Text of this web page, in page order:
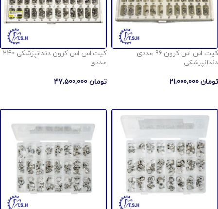
کیت اس اس كرون 96 عددی
دندانپزشکی
تومان
کیت اس اس كرون دندانپزشکی 240
عددی
تومان